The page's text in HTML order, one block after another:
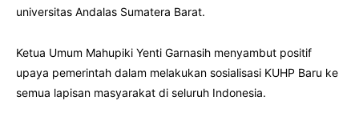
universitas Andalas Sumatera Barat.
Ketua Umum Mahupiki Yenti Garnasih menyambut positif
upaya pemerintah dalam melakukan sosialisasi KUHP Baru ke
semua lapisan masyarakat di seluruh Indonesia.